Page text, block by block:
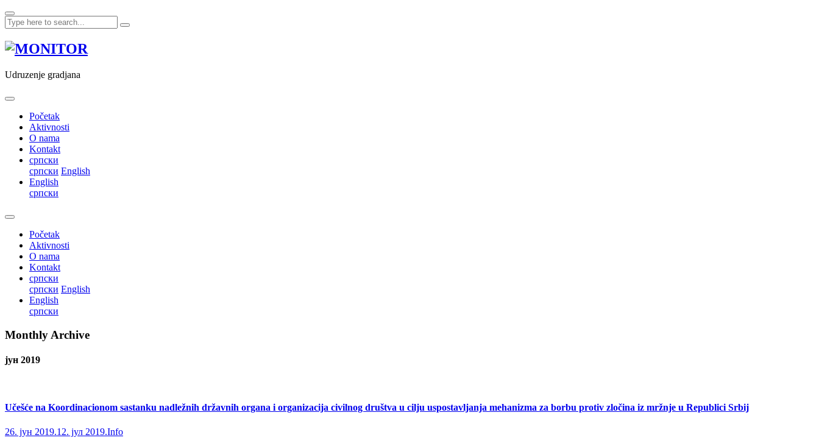
Skip
Udruzenje gradjana
Početak
Aktivnosti
O nama
Kontakt
српски
српски English
English
српски
Početak
Aktivnosti
O nama
Kontakt
српски
српски English
English
српски
Monthly Archive
јун 2019
Učešće na Koordinacionom sastanku nadležnih državnih organa i organizacija civilnog društva u cilju uspostavljanja mehanizma za borbu protiv zločina iz mržnje u Republici Srbij
26. јун 2019.12. јул 2019.Info